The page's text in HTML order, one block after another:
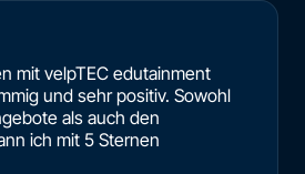
mit velpTEC edutainment
und sehr positiv. Sowohl
als auch den
ich mit 5 Sternen